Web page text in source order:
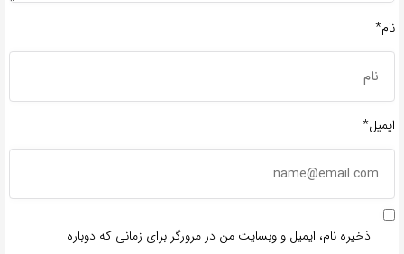
نام*
ایمیل*
ذخیره نام، ایمیل و وبسایت من در مرورگر برای زمانی که دوباره